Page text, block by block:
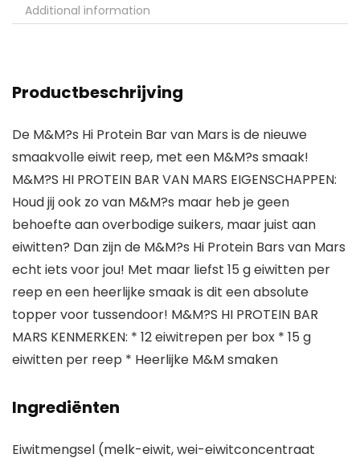
Additional information
Productbeschrijving
De M&M?s Hi Protein Bar van Mars is de nieuwe
smaakvolle eiwit reep, met een M&M?s smaak!
M&M?S HI PROTEIN BAR VAN MARS EIGENSCHAPPEN:
Houd jij ook zo van M&M?s maar heb je geen
behoefte aan overbodige suikers, maar juist aan
eiwitten? Dan zijn de M&M?s Hi Protein Bars van Mars
echt iets voor jou! Met maar liefst 15 g eiwitten per
reep en een heerlijke smaak is dit een absolute
topper voor tussendoor! M&M?S HI PROTEIN BAR
MARS KENMERKEN: * 12 eiwitrepen per box * 15 g
eiwitten per reep * Heerlijke M&M smaken
Ingrediënten
Eiwitmengsel (melk-eiwit, wei-eiwitconcentraat